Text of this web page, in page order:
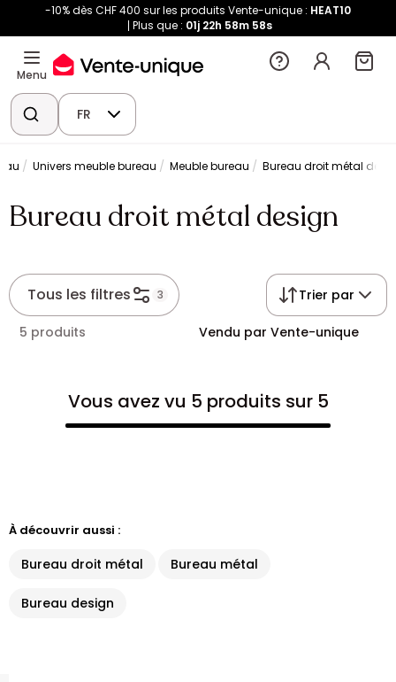
-10% dès CHF 400 sur les produits Vente-unique : HEAT10
Plus que : 01j 22h 58m 58s
Menu
FR
Univers meuble bureau Meuble bureau Bureau droit métal
Bureau droit métal design
Tous les filtres 3 Trier par
5 produits Vendu par Vente-unique
Vous avez vu 5 produits sur 5
À découvrir aussi :
Bureau droit métal Bureau métal
Bureau design